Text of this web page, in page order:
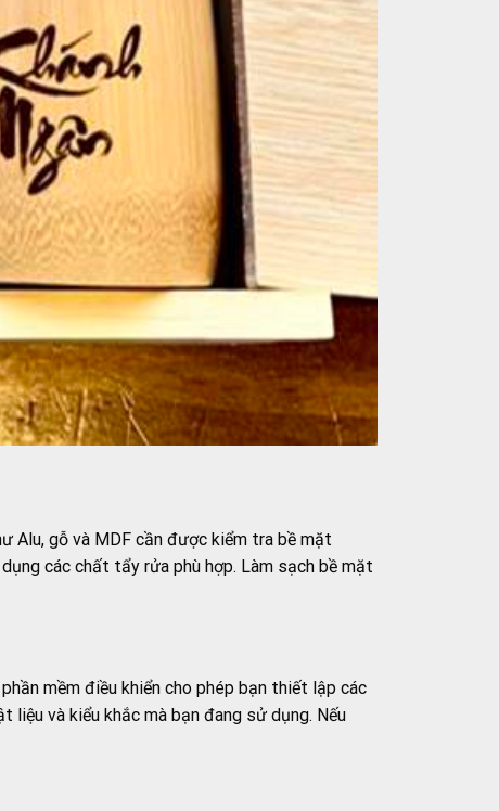
Alu, gỗ và MDF cần được kiểm tra bề mặt
các chất tẩy rửa phù hợp. Làm sạch bề mặt
mềm điều khiển cho phép bạn thiết lập các
và kiểu khắc mà bạn đang sử dụng. Nếu